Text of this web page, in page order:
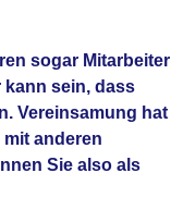
sogar Mitarbeiter
kann sein, dass
Vereinsamung hat
anderen
Sie also als